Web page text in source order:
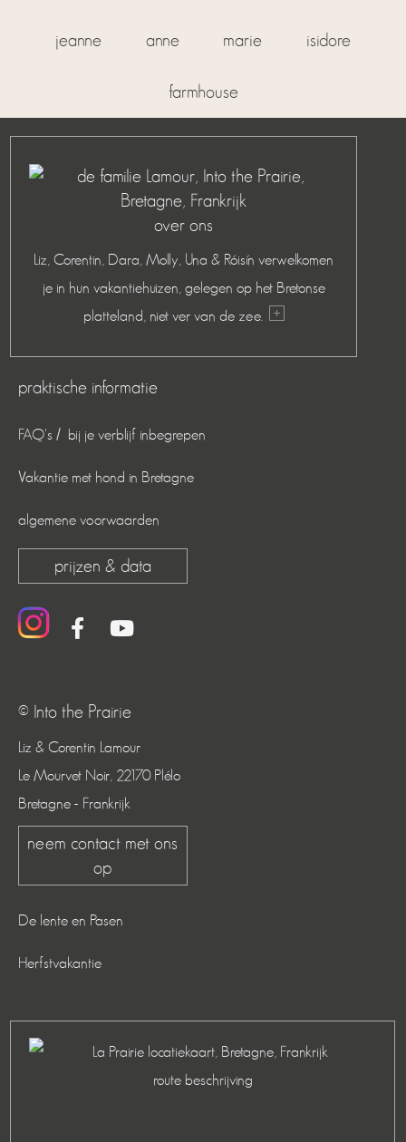
jeanne anne marie isidore
farmhouse
over ons
Liz, Corentin, Dara, Molly, Una & Róisín verwelkomen
je in hun vakantiehuizen, gelegen op het Bretonse
platteland, niet ver van de zee.
praktische informatie
FAQ's / bij je verblijf inbegrepen
Vakantie met hond in Bretagne
algemene voorwaarden
prijzen & data
© Into the Prairie
Liz & Corentin Lamour
Le Mourvet Noir, 22170 Plélo
Bretagne - Frankrijk
neem contact met ons
op
De lente en Pasen
Herfstvakantie
route beschrijving